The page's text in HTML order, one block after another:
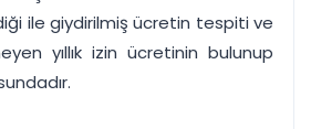
ile giydirilmiş ücretin tespiti ve
yıllık izin ücretinin bulunup